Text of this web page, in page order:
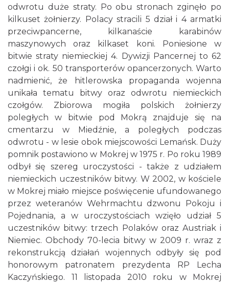
odwrotu duże straty. Po obu stronach zginęło po
kilkuset żołnierzy. Polacy stracili 5 dział i 4 armatki
przeciwpancerne, kilkanaście karabinów
maszynowych oraz kilkaset koni. Poniesione w
bitwie straty niemieckiej 4. Dywizji Pancernej to 62
czołgi i ok. 50 transporterów opancerzonych. Warto
nadmienić, że hitlerowska propaganda wojenna
unikała tematu bitwy oraz odwrotu niemieckich
czołgów. Zbiorowa mogiła polskich żołnierzy
poległych w bitwie pod Mokrą znajduje się na
cmentarzu w Miedźnie, a poległych podczas
odwrotu - w lesie obok miejscowości Lemańsk. Duży
pomnik postawiono w Mokrej w 1975 r. Po roku 1989
odbył się szereg uroczystości - także z udziałem
niemieckich uczestników bitwy. W 2002, w kościele
w Mokrej miało miejsce poświęcenie ufundowanego
przez weteranów Wehrmachtu dzwonu Pokoju i
Pojednania, a w uroczystościach wzięło udział 5
uczestników bitwy: trzech Polaków oraz Austriak i
Niemiec. Obchody 70-lecia bitwy w 2009 r. wraz z
rekonstrukcją działań wojennych odbyły się pod
honorowym patronatem prezydenta RP Lecha
Kaczyńskiego. 11 listopada 2010 roku w Mokrej